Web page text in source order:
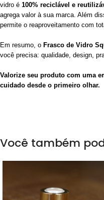
vidro é 100% reciclável e
agrega valor à sua marca. Além
permite o reaproveitamento com
Em resumo, o Frasco de Vidro
você precisa: qualidade, design,
Valorize seu produto com uma
cuidado desde o primeiro olhar.
Você também